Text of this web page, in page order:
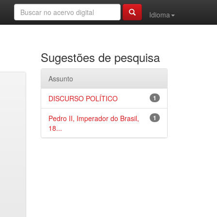
Idioma
Sugestões de pesquisa
Assunto
1
DISCURSO POLÍTICO
1
Pedro II, Imperador do Brasil,
18...